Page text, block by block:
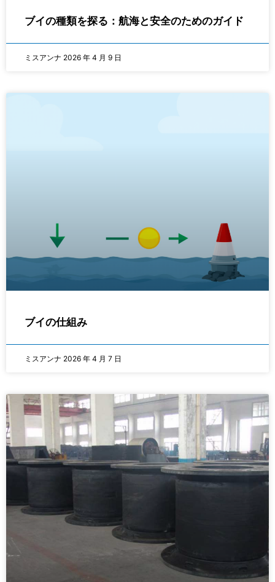
ブイの種類を探る：航海と安全のためのガイド
ミスアンナ 2026 年 4 月 9 日
ブイの仕組み
ミスアンナ 2026 年 4 月 7 日